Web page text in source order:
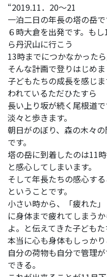
“2019.11．20～21
一泊二日の年長の塔の岳で
６時大倉を出発です。も
ら丹沢山に行こう
13時までにつかなかった
そんな計画で登りはじめま
子どもたちの成長を感じ
われているただひたすら
長い上り坂が続く尾根道
淡々と歩きます。
朝日がのぼり、森の木々
です。
塔の岳に到着したのは11
と感心してしまいます。
そして年長たちの感心す
ということです。
小さい時から、「疲れた
に身体まで疲れてしまう
よ。と伝えてきた子どもた
本当に心も身体もしっか
自分の荷物も自分で管理
できる。